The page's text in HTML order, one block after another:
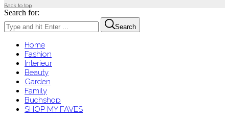
Back to top
Search for:
Search
Home
Fashion
Interieur
Beauty
Garden
Family
Buchshop
SHOP MY FAVES